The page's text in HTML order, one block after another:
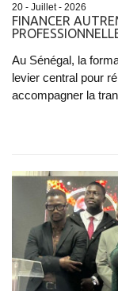
20 - Juillet - 2026
FINANCER
Au Sénégal, la
levier central pour
accompagner la